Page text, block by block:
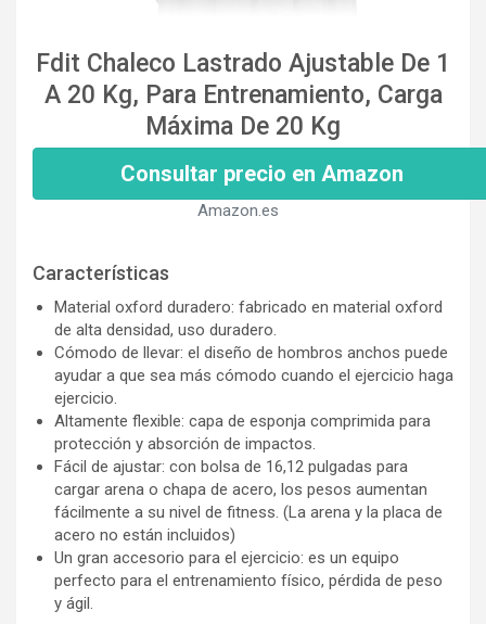
Fdit Chaleco Lastrado Ajustable De 1
A 20 Kg, Para Entrenamiento, Carga
Máxima De 20 Kg
Consultar precio en Amazon
Amazon.es
Características
Material oxford duradero: fabricado en material oxford
de alta densidad, uso duradero.
Cómodo de llevar: el diseño de hombros anchos puede
ayudar a que sea más cómodo cuando el ejercicio haga
ejercicio.
Altamente flexible: capa de esponja comprimida para
protección y absorción de impactos.
Fácil de ajustar: con bolsa de 16,12 pulgadas para
cargar arena o chapa de acero, los pesos aumentan
fácilmente a su nivel de fitness. (La arena y la placa de
acero no están incluidos)
Un gran accesorio para el ejercicio: es un equipo
perfecto para el entrenamiento físico, pérdida de peso
y ágil.